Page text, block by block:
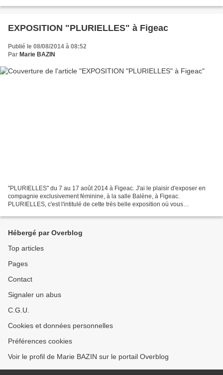
EXPOSITION "PLURIELLES" à Figeac
Publié le 08/08/2014 à 08:52
Par Marie BAZIN
"PLURIELLES" du 7 au 17 août 2014 à Figeac. J'ai le plaisir d'exposer en
compagnie exclusivement féminine, à la salle Balène, à Figeac.
PLURIELLES, c'est l'intitulé de cette très belle exposition où vous
Hébergé par Overblog
Top articles
Pages
Contact
Signaler un abus
C.G.U.
Cookies et données personnelles
Préférences cookies
Voir le profil de Marie BAZIN sur le portail Overblog